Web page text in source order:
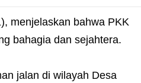
menjelaskan bahwa PKK
bahagia dan sejahtera.
jalan di wilayah Desa